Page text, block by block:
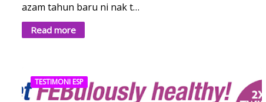
azam tahun baru ni nak t…
Read more
TESTIMONI ESP